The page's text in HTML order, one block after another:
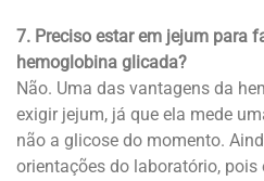
7. Preciso estar em jejum para
hemoglobina glicada?
Não. Uma das vantagens da
exigir jejum, já que ela mede
não a glicose do momento.
orientações do laboratório,